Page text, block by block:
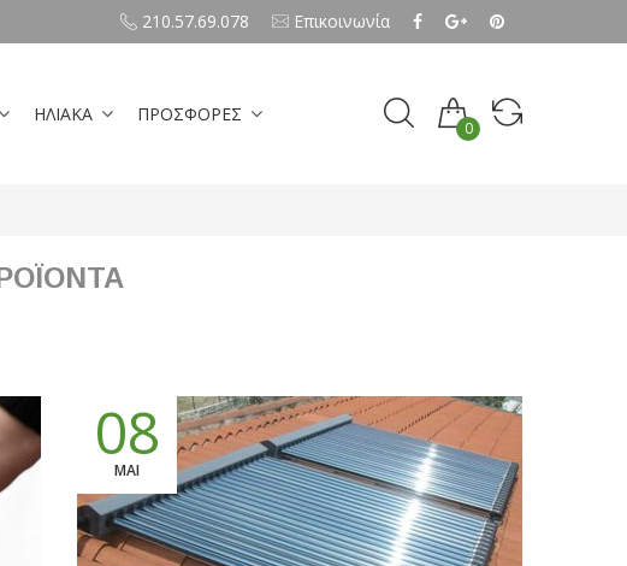
210.57.69.078 Επικοινωνία
ΗΛΙΑΚΑ ΠΡΟΣΦΟΡΕΣ
0
08
ΜΑΙ